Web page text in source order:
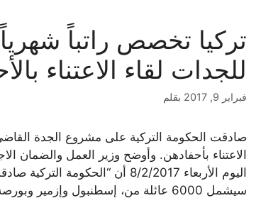
للجدات لقاء الاعتناء
فبراير 9, 2017 بقلم
الاعتناء بأحفادهن. وأوضح وزير العمل
اليوم الأربعاء 8/2/2017 أن
سيشمل 6000 عائلة من، إسطنبول وإزمير وبورصة وأنقرة وقيصري …